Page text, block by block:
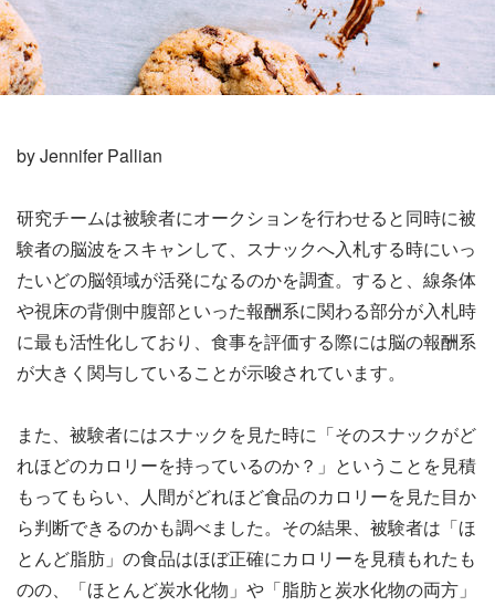
by Jennifer Pallian
研究チームは被験者にオークションを行わせると同時に被
験者の脳波をスキャンして、スナックへ入札する時にいっ
たいどの脳領域が活発になるのかを調査。すると、線条体
や視床の背側中腹部といった報酬系に関わる部分が入札時
に最も活性化しており、食事を評価する際には脳の報酬系
が大きく関与していることが示唆されています。
また、被験者にはスナックを見た時に「そのスナックがど
れほどのカロリーを持っているのか？」ということを見積
もってもらい、人間がどれほど食品のカロリーを見た目か
ら判断できるのかも調べました。その結果、被験者は「ほ
とんど脂肪」の食品はほぼ正確にカロリーを見積もれたも
のの、「ほとんど炭水化物」や「脂肪と炭水化物の両方」